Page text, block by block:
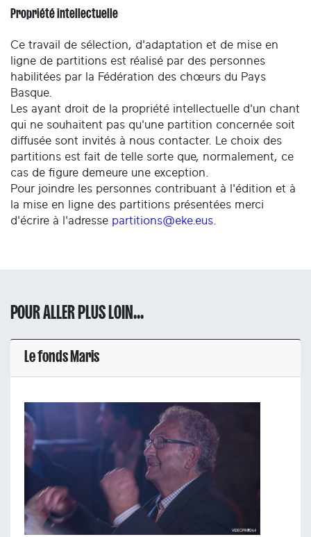
Propriété intellectuelle
Ce travail de sélection, d'adaptation et de mise en
ligne de partitions est réalisé par des personnes
habilitées par la Fédération des chœurs du Pays
Basque.
Les ayant droit de la propriété intellectuelle d'un chant
qui ne souhaitent pas qu'une partition concernée soit
diffusée sont invités à nous contacter. Le choix des
partitions est fait de telle sorte que, normalement, ce
cas de figure demeure une exception.
Pour joindre les personnes contribuant à l'édition et à
la mise en ligne des partitions présentées merci
d'écrire à l'adresse partitions@eke.eus
POUR ALLER PLUS LOIN...
Le fonds Maris